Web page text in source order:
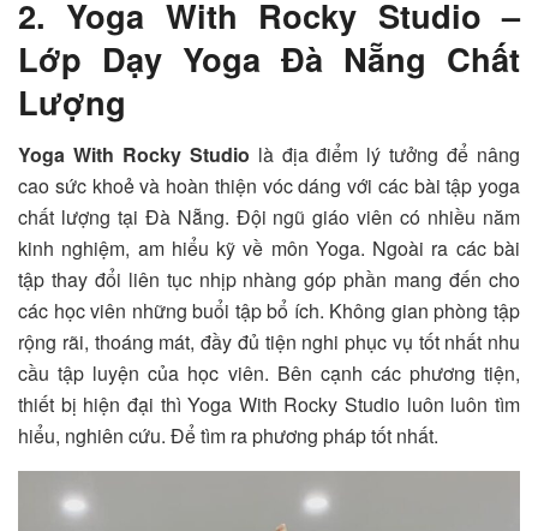
2. Yoga With Rocky Studio –
Lớp Dạy Yoga Đà Nẵng Chất
Lượng
Yoga With Rocky Studio là địa điểm lý tưởng để nâng
cao sức khoẻ và hoàn thiện vóc dáng với các bài tập yoga
chất lượng tại Đà Nẵng. Đội ngũ giáo viên có nhiều năm
kinh nghiệm, am hiểu kỹ về môn Yoga. Ngoài ra các bài
tập thay đổi liên tục nhịp nhàng góp phần mang đến cho
các học viên những buổi tập bổ ích. Không gian phòng tập
rộng rãi, thoáng mát, đầy đủ tiện nghi phục vụ tốt nhất nhu
cầu tập luyện của học viên. Bên cạnh các phương tiện,
thiết bị hiện đại thì Yoga With Rocky Studio luôn luôn tìm
hiểu, nghiên cứu. Để tìm ra phương pháp tốt nhất.